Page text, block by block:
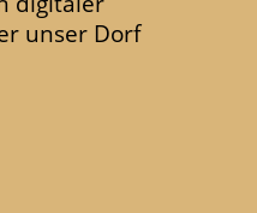
unser Dorf